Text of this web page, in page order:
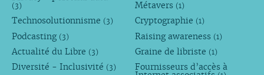
(3)
Technosolutionnisme (3)
Podcasting (3)
Actualité du Libre (3)
Diversité - Inclusivité (3)
Métavers (1)
Cryptographie (1)
Raising awareness (1)
Graine de libriste (1)
Fournisseurs d’accès à